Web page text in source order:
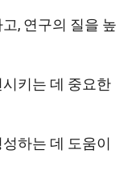
, 연구의 질을 높
키는 데 중요한
하는 데 도움이